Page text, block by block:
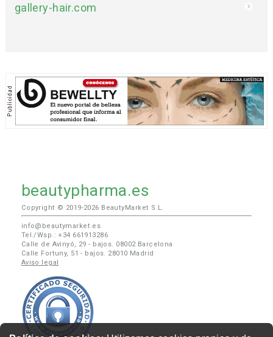
gallery-hair.com
beautypharma.es
Copyright © 2019-2026 BeautyMarket S.L.
info@beautymarket.es
Tel./Wsp.: +34 661913286
Calle de Avinyó, 29 - bajos. 08002 Barcelona
Calle Fortuny, 51 - bajos. 28010 Madrid
Aviso legal